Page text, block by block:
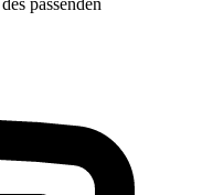
passenden